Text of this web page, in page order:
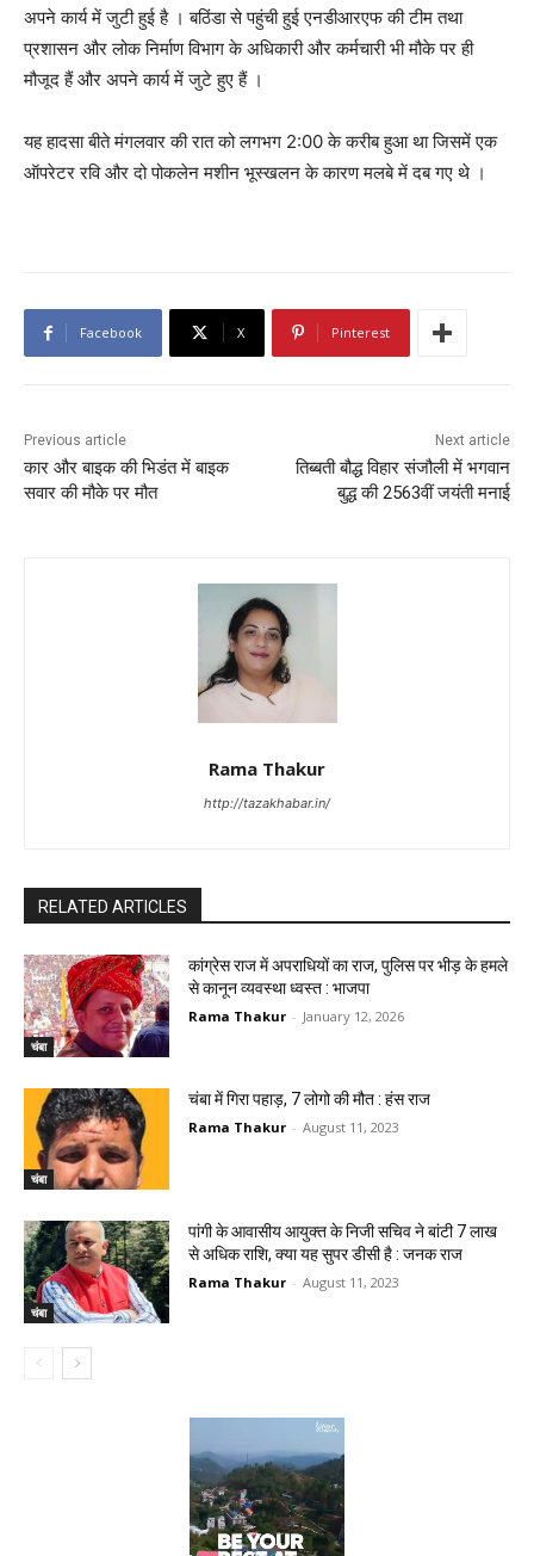
अपने कार्य में जुटी हुई है । बठिंडा से पहुंची हुई एनडीआरएफ की टीम तथा
प्रशासन और लोक निर्माण विभाग के अधिकारी और कर्मचारी भी मौके पर ही
मौजूद हैं और अपने कार्य में जुटे हुए हैं ।
यह हादसा बीते मंगलवार की रात को लगभग 2:00 के करीब हुआ था जिसमें एक
ऑपरेटर रवि और दो पोकलेन मशीन भूस्खलन के कारण मलबे में दब गए थे ।
Facebook X Pinterest
Previous article
कार और बाइक की भिडंत में बाइक
सवार की मौके पर मौत
Next article
तिब्बती बौद्ध विहार संजौली में भगवान
बुद्ध की 2563वीं जयंती मनाई
Rama Thakur
http://tazakhabar.in/
RELATED ARTICLES
चंबा
कांग्रेस राज में अपराधियों का राज, पुलिस पर भीड़ के हमले
से कानून व्यवस्था ध्वस्त : भाजपा
Rama Thakur - January 12, 2026
चंबा
चंबा में गिरा पहाड़, 7 लोगो की मौत : हंस राज
Rama Thakur - August 11, 2023
चंबा
पांगी के आवासीय आयुक्त के निजी सचिव ने बांटी 7 लाख
से अधिक राशि, क्या यह सुपर डीसी है : जनक राज
Rama Thakur - August 11, 2023